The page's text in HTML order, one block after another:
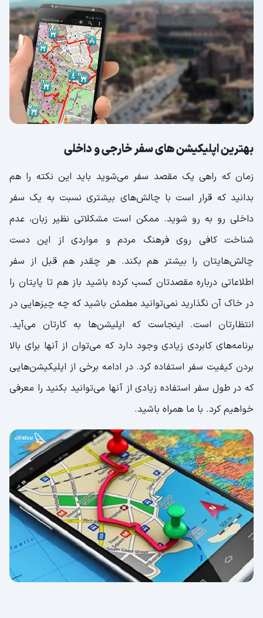
اپلیکیشن‌ های محاسبه هزینه سفر؛ دَنگی
دونگی سفر کن!
اپلیکیشن های صرافی؛ پولتو تبدیل کن!
اپلیکیشن های ایمنی سفر؛ کمربندها را
ببندید!
بهترین اپلیکیشن های سفر خارجی و داخلی
زمان که راهی یک مقصد سفر می‌شوید باید این نکته را هم
بدانید که قرار است با چالش‌های بیشتری نسبت به یک سفر
داخلی رو به رو شوید. ممکن است مشکلاتی نظیر زبان، عدم
شناخت کافی روی فرهنگ مردم و مواردی از این دست
چالش‌هایتان را بیشتر هم بکند. هر چقدر هم قبل از سفر
اطلاعاتی درباره مقصدتان کسب کرده باشید باز هم تا پایتان را
در خاک آن نگذارید نمی‌توانید مطمئن باشید که چه چیزهایی در
انتظارتان است. اینجاست که اپلیشن‌ها به کارتان می‌آید.
برنامه‌های کابردی زیادی وجود دارد که می‌توان از آنها برای بالا
بردن کیفیت سفر استفاده کرد. در ادامه برخی از اپلیکیشن‌هایی
که در طول سفر استفاده زیادی از آنها می‌توانید بکنید را معرفی
خواهیم کرد. با ما همراه باشید.